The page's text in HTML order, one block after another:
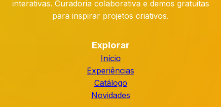
interativas. Curadoria colaborativa e demos gratuitas
para inspirar projetos criativos.
Explorar
Início
Experiências
Catálogo
Novidades